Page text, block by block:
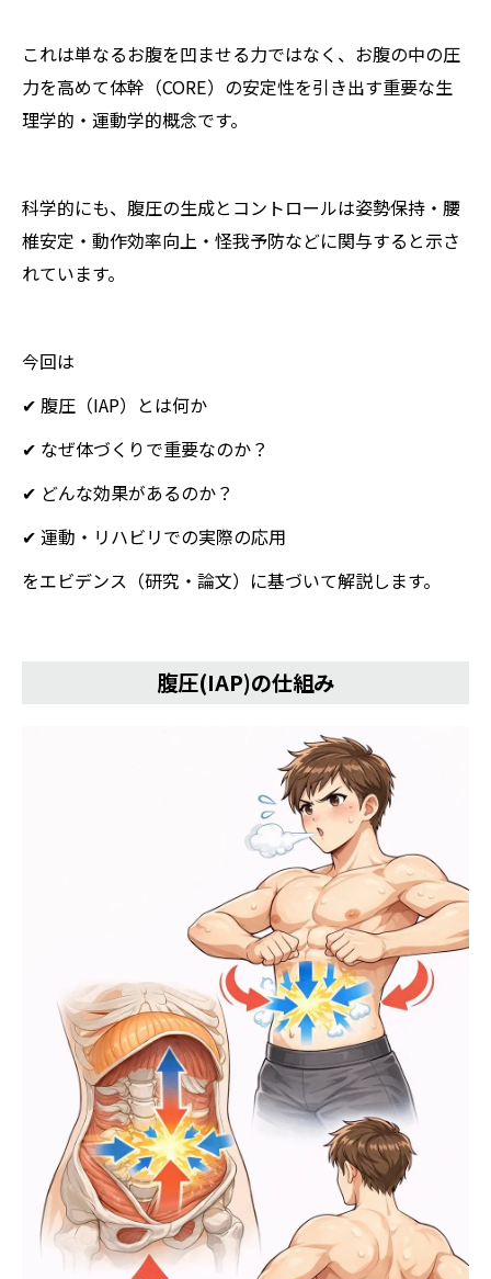
これは単なるお腹を凹ませる力ではなく、お腹の中の圧
力を高めて体幹（CORE）の安定性を引き出す重要な生
理学的・運動学的概念です。
科学的にも、腹圧の生成とコントロールは姿勢保持・腰
椎安定・動作効率向上・怪我予防などに関与すると示さ
れています。
今回は
✔ 腹圧（IAP）とは何か
✔ なぜ体づくりで重要なのか？
✔ どんな効果があるのか？
✔ 運動・リハビリでの実際の応用
をエビデンス（研究・論文）に基づいて解説します。
腹圧(IAP)の仕組み